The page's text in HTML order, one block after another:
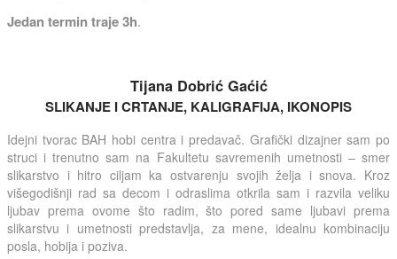
Jedan termin traje 3h.
Tijana Dobrić Gaćić
SLIKANJE I CRTANJE, KALIGRAFIJA, IKONOPIS
Idejni tvorac BAH hobi centra i predavač. Grafički dizajner sam po
struci i trenutno sam na Fakultetu savremenih umetnosti – smer
slikarstvo i hitro ciljam ka ostvarenju svojih želja i snova. Kroz
višegodišnji rad sa decom i odraslima otkrila sam i razvila veliku
ljubav prema ovome što radim, što pored same ljubavi prema
slikarstvu i umetnosti predstavlja, za mene, idealnu kombinaciju
posla, hobija i poziva.